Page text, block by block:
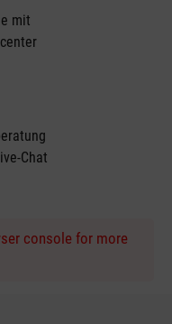
mit
Chat
console for more